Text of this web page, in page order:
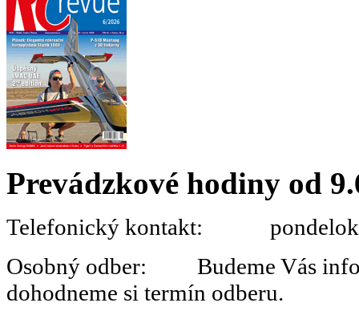
Prevádzkové hodiny od
Telefonický kontakt:
Osobný odber: Budeme Vás
dohodneme si termín odberu.